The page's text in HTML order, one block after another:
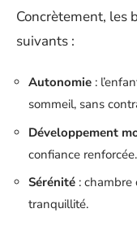
Concrètement, les
suivants :
Autonomie :
sommeil, sans
Développement
confiance renforcée.
Sérénité : chambre
tranquillité.